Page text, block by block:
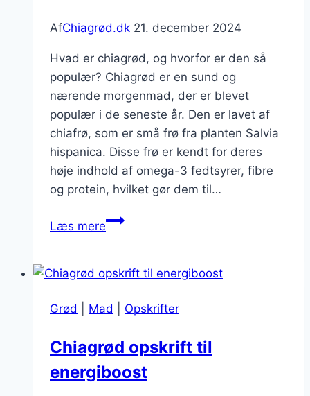
AfChiagrød.dk 21. december 2024
Hvad er chiagrød, og hvorfor er den så
populær? Chiagrød er en sund og
nærende morgenmad, der er blevet
populær i de seneste år. Den er lavet af
chiafrø, som er små frø fra planten Salvia
hispanica. Disse frø er kendt for deres
høje indhold af omega-3 fedtsyrer, fibre
og protein, hvilket gør dem til…
Læs mereChiagrød
og
for
smag
Grød Mad Opskrifter
Chiagrød opskrift til
energiboost